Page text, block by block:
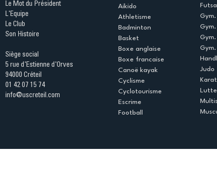
Le Mot du Président
L'Equipe
Le Club
Son Histoire
Siège social
5 rue d'Estienne d'Orves
94000 Créteil
01 42 07 15 74
info@uscreteil.com
Aikido
Athletisme
Badminton
Basket
Boxe anglaise
Boxe francaise
Canoë kayak
Cyclisme
Cyclotourisme
Escrime
Football
Judo
Lutte